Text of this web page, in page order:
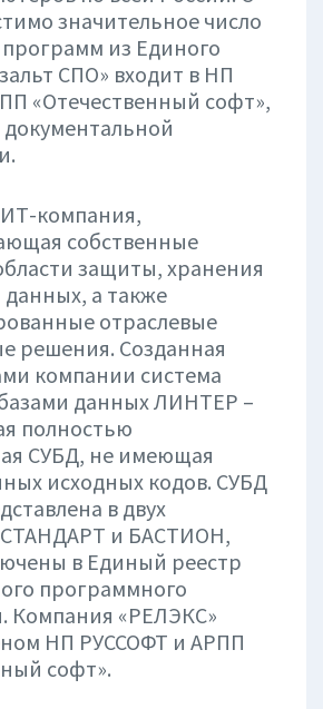
значительное число
из Единого
СПО» входит в НП
«Отечественный софт»,
компания,
собственные
защиты, хранения
а также
отраслевые
решения. Созданная
компании система
данных ЛИНТЕР –
полностью
СУБД, не имеющая
исходных кодов. СУБД
в двух
СТАНДАРТ и БАСТИОН,
в Единый реестр
программного
Компания «РЕЛЭКС»
НП РУССОФТ и АРПП
софт».